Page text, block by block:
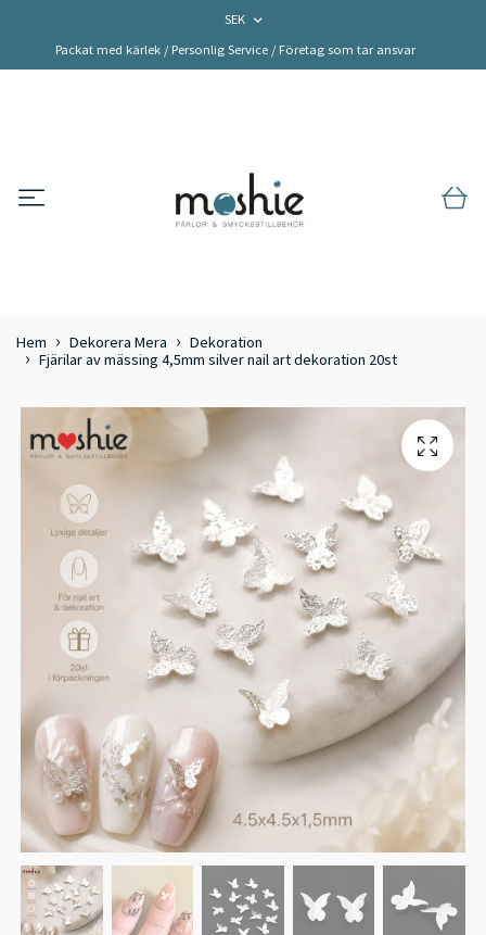
SEK
Packat med kärlek / Personlig Service / Företag som tar ansvar
Hem Dekorera Mera
Dekoration
Fjärilar av mässing 4,5mm silver nail art dekoration 20st